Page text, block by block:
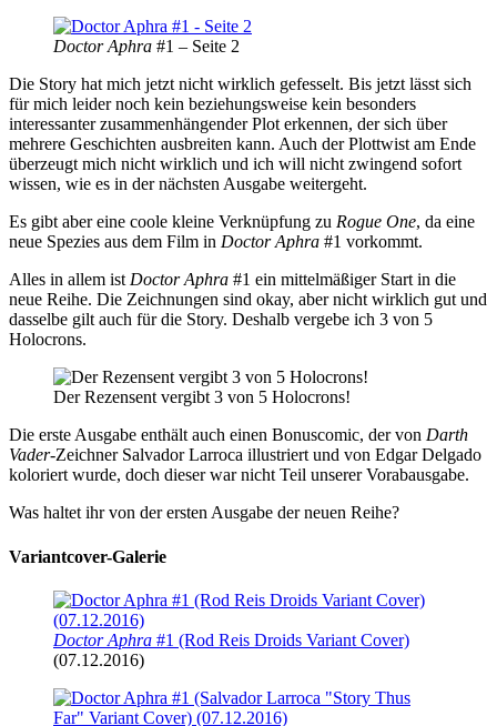
Doctor Aphra #1 – Seite 2
Die Story hat mich jetzt nicht wirklich gefesselt. Bis jetzt lässt sich
für mich leider noch kein beziehungsweise kein besonders
interessanter zusammenhängender Plot erkennen, der sich über
mehrere Geschichten ausbreiten kann. Auch der Plottwist am Ende
überzeugt mich nicht wirklich und ich will nicht zwingend sofort
wissen, wie es in der nächsten Ausgabe weitergeht.
Es gibt aber eine coole kleine Verknüpfung zu Rogue One, da eine
neue Spezies aus dem Film in Doctor Aphra #1 vorkommt.
Alles in allem istDoctor Aphra #1 ein mittelmäßiger Start in die
neue Reihe. Die Zeichnungen sind okay, aber nicht wirklich gut und
dasselbe gilt auch für die Story. Deshalb vergebe ich 3 von 5
Holocrons.
Der Rezensent vergibt 3 von 5 Holocrons!
Die erste Ausgabe enthält auch einen Bonuscomic, der von Darth
Vader-Zeichner Salvador Larroca illustriert und von Edgar Delgado
koloriert wurde, doch dieser war nicht Teil unserer Vorabausgabe.
Was haltet ihr von der ersten Ausgabe der neuen Reihe?
Variantcover-Galerie
Doctor Aphra #1 (Rod Reis Droids Variant Cover)
(07.12.2016)